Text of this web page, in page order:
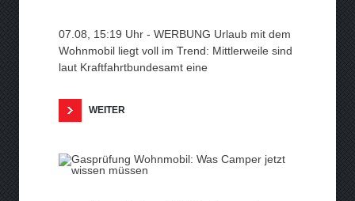
07.08, 15:19 Uhr - WERBUNG Urlaub mit dem
Wohnmobil liegt voll im Trend: Mittlerweile sind
laut Kraftfahrtbundesamt eine
WEITER